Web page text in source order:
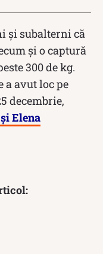
și subalterni că
și o captură
300 de kg.
a avut loc pe
decembrie,
Elena